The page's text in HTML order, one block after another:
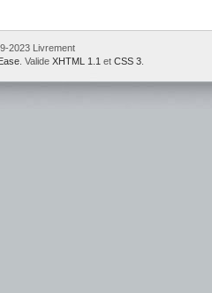
2023 Livrement
. Valide XHTML 1.1 et CSS 3